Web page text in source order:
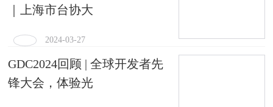
｜上海市台协大
2024-03-27
GDC2024回顾 | 全球开发者先
锋大会，体验光